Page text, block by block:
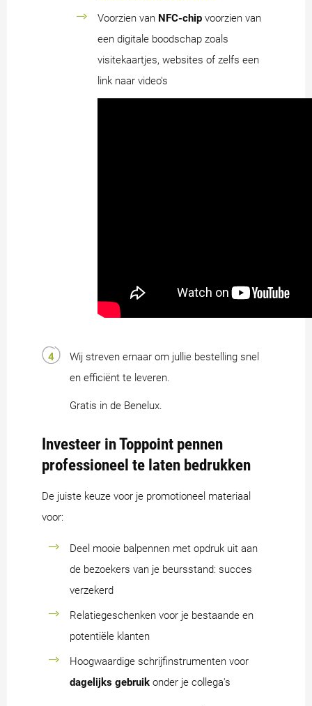
Voorzien van NFC-chip voorzien van
een digitale boodschap zoals
visitekaartjes, websites of zelfs een
link naar video's
Wij streven ernaar om jullie bestelling snel
en efficiënt te leveren.
Gratis in de Benelux.
Investeer in Toppoint pennen
professioneel te laten bedrukken
De juiste keuze voor je promotioneel materiaal
voor:
Deel mooie balpennen met opdruk uit aan
de bezoekers van je beursstand: succes
verzekerd
Relatiegeschenken voor je bestaande en
potentiële klanten
Hoogwaardige schrijfinstrumenten voor
dagelijks gebruik onder je collega's